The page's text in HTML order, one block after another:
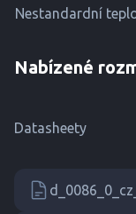
Nestandardní
Nabízené
Datasheety